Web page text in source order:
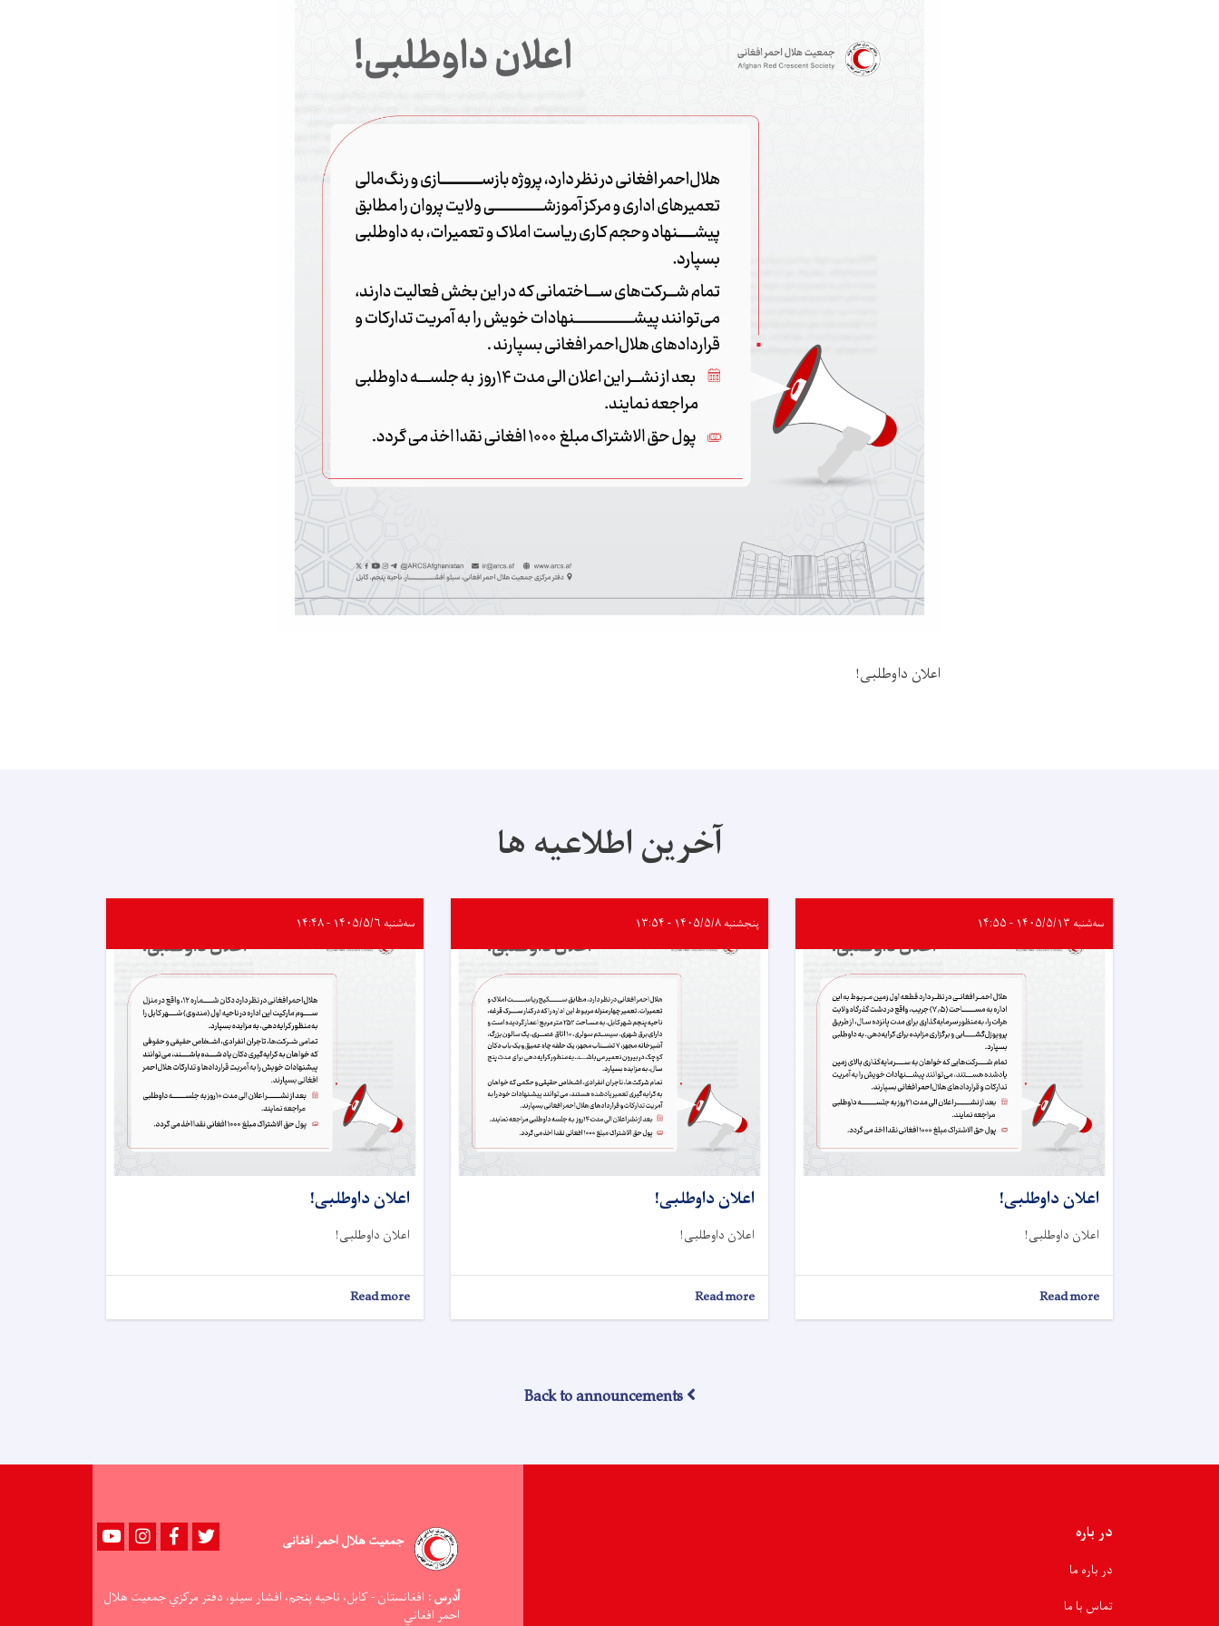
اعلان داوطلبی!
آخرین اطلاعیه ها
سه‌شنبه ۱۴۰۵/۵/۱۳ - ۱۴:۵۵
اعلان داوطلبی!
اعلان داوطلبی!
Read more
اعلان
پنجشنبه ۱۴۰۵/۵/۸ - ۱۳:۵۴
اعلان داوطلبی!
اعلان داوطلبی!
Read more
اعلان
سه‌شنبه ۱۴۰۵/۵/۶ - ۱۴:۴۸
اعلان داوطلبی!
اعلان داوطلبی!
Read more
اعلان
Back to announcements
در باره
در باره ما
تماس با ما
جمعیت هلال احمر افغانی YoutubeinstagramFacebook
آدرس : افغانستان - کابل، ناحيه پنجم، افشار سيلو، دفتر مرکزي جمعيت هلال
احمر افغاني